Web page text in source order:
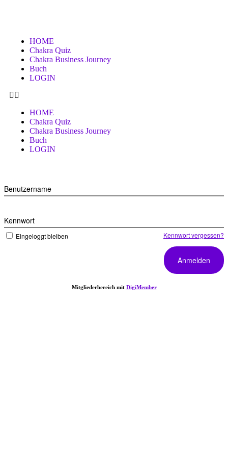
HOME
Chakra Quiz
Chakra Business Journey
Buch
LOGIN
HOME
Chakra Quiz
Chakra Business Journey
Buch
LOGIN
Benutzername
Kennwort
Eingeloggt bleiben Kennwort vergessen?
Mitgliederbereich mit DigiMember